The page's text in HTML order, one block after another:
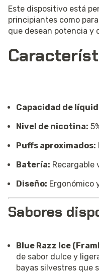
Este dispositivo está
principiantes como
que desean potencia y
Capacidad de
Nivel de nicotina:
Puffs aproximados:
Batería: Recargable
Diseño: Ergonómico
Sabores
Blue Razz Ice
de sabor dulce y
bayas silvestres que